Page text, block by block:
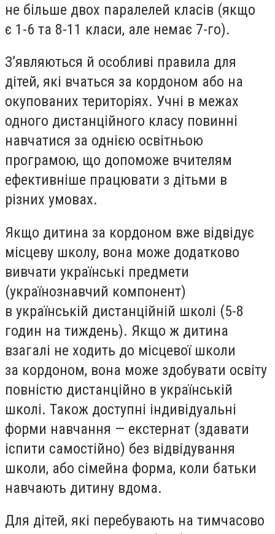
не більше двох паралелей класів (якщо
є 1-6 та 8-11 класи, але немає 7-го).
З’являються й особливі правила для
дітей, які вчаться за кордоном або на
окупованих територіях. Учні в межах
одного дистанційного класу повинні
навчатися за однією освітньою
програмою, що допоможе вчителям
ефективніше працювати з дітьми в
різних умовах.
Якщо дитина за кордоном вже відвідує
місцеву школу, вона може додатково
вивчати українські предмети
(українознавчий компонент)
в українській дистанційній школі (5-8
годин на тиждень). Якщо ж дитина
взагалі не ходить до місцевої школи
за кордоном, вона може здобувати освіту
повністю дистанційно в українській
школі. Також доступні індивідуальні
форми навчання — екстернат (здавати
іспити самостійно) без відвідування
школи, або сімейна форма, коли батьки
навчають дитину вдома.
Для дітей, які перебувають на тимчасово